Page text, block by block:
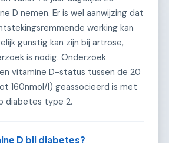
D nemen. Er is wel aanwijzing dat
werking kan
gunstig kan zijn bij artrose,
is nodig. Onderzoek
vitamine D-status tussen de 20
160nmol/l) geassocieerd is met
diabetes type 2.
D bij diabetes?